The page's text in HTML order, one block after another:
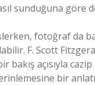
sunduğuna göre
fotoğraf da
F. Scott
bakış açısıyla
bir